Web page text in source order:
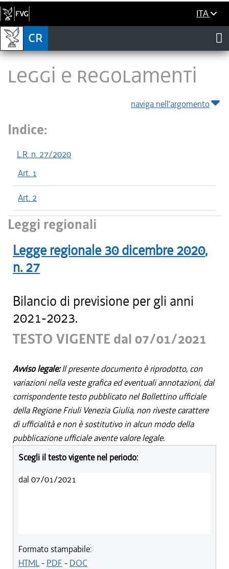
ITA
LEGGI E REGOLAMENTI
naviga nell'argomento
Indice:
L.R. n. 27/2020
Art. 1
Art. 2
Leggi regionali
Legge regionale 30 dicembre 2020,
n. 27
Bilancio di previsione per gli anni
2021-2023.
TESTO VIGENTE dal 07/01/2021
Avviso legale:Il presente documento è riprodotto, con
variazioni nella veste grafica ed eventuali annotazioni, dal
corrispondente testo pubblicato nel Bollettino ufficiale
della Regione Friuli Venezia Giulia, non riveste carattere
di ufficialità e non è sostitutivo in alcun modo della
pubblicazione ufficiale avente valore legale.
Scegli il testo vigente nel periodo:
dal 07/01/2021
Formato stampabile:
HTML- PDF - DOC